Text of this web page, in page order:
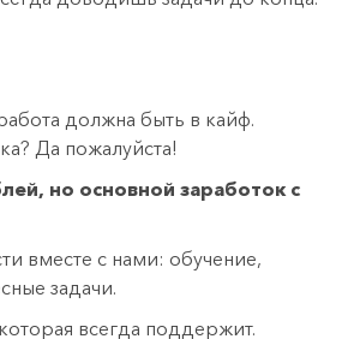
должна быть в кайф.
Да пожалуйста!
но основной заработок с
вместе с нами: обучение,
задачи.
всегда поддержит.